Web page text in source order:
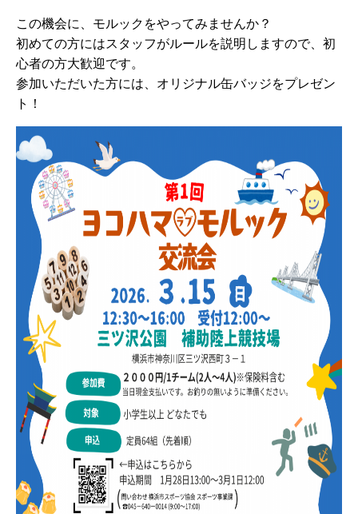
この機会に、モルックをやってみませんか？
初めての方にはスタッフがルールを説明しますので、初
心者の方大歓迎です。
参加いただいた方には、オリジナル缶バッジをプレゼン
ト！